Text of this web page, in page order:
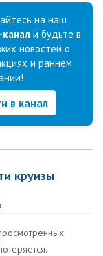
на наш
и будьте в
новостей о
и раннем
в канал
круизы